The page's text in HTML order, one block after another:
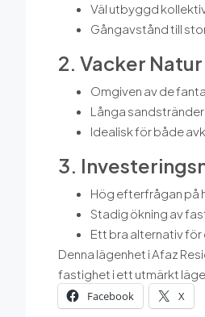
Väl utbyggd
Gångavstånd till
2. Vacker
Omgiven av de
Långa
Idealisk för både
3.
Hög efterfrågan på
Stadig ökning av
Ett bra alternativ för
Denna lägenhet i Afaz
fastighet i ett utmärkt
Facebook X